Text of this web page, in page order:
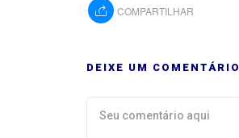
COMPARTILHAR
DEIXE UM COMENTÁRIO